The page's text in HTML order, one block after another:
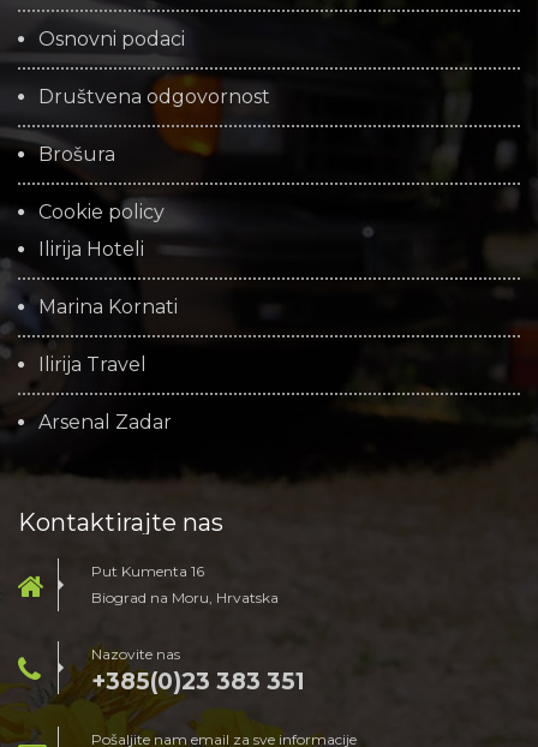
Osnovni podaci
Društvena odgovornost
Brošura
Cookie policy
Ilirija Hoteli
Marina Kornati
Ilirija Travel
Arsenal Zadar
Kontaktirajte nas
Put Kumenta 16
Biograd na Moru, Hrvatska
Nazovite nas
+385(0)23 383 351
Pošaljite nam email za sve informacije